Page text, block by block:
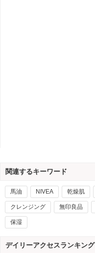
関連するキーワード
馬油 NIVEA 乾燥肌
クレンジング 無印良品
保湿
デイリーアクセスランキング